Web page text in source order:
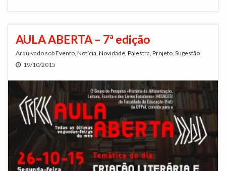
AULA ABERTA – 7ª edição
Arquivado sobEvento Notícia Novidade Palestra Projeto Sugestão
19/10/2015